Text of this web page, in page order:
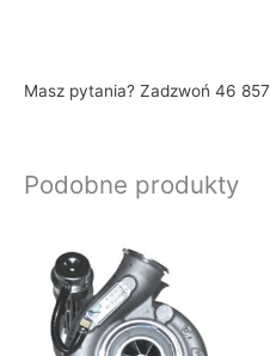
Masz pytania? Zadzwoń 46
Podobne produkty